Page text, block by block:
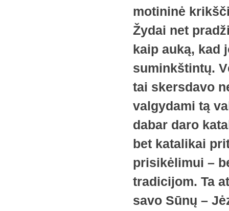
motininė
Žydai net
kaip auką, kad
suminkštintų.
tai skersdavo
valgydami tą
dabar daro
bet katalikai
prisikėlimui –
tradicijom. Ta
savo Sūnų –